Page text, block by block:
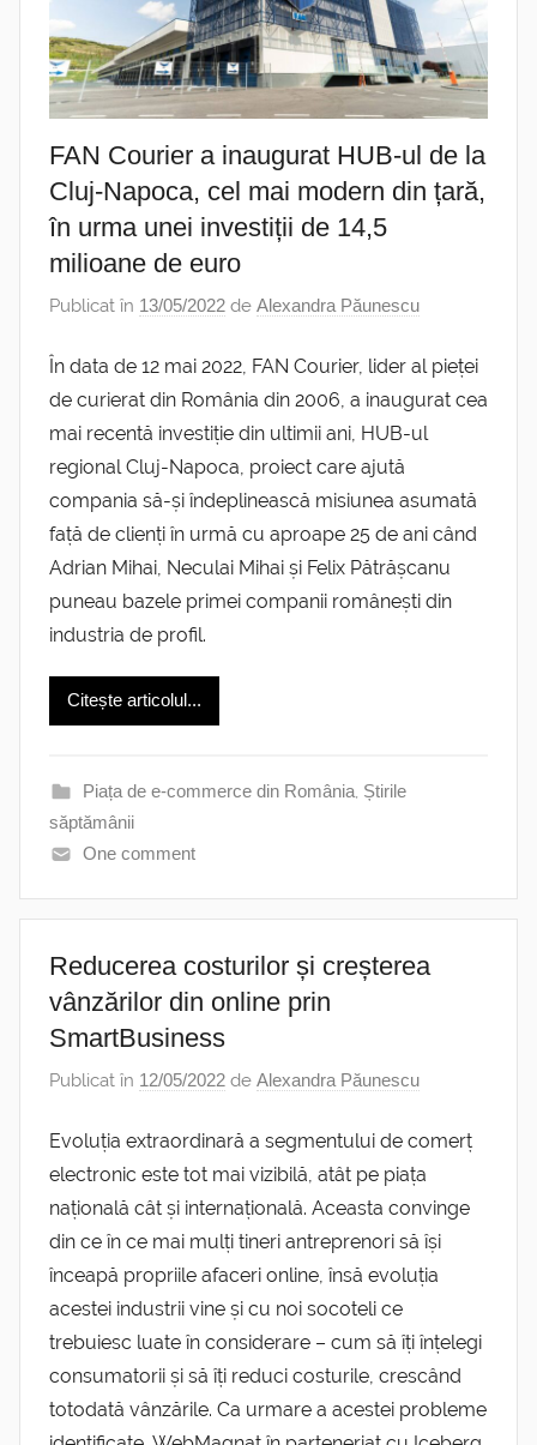
FAN Courier a inaugurat HUB-ul de la
Cluj-Napoca, cel mai modern din țară,
în urma unei investiții de 14,5
milioane de euro
Publicat în 13/05/2022 de Alexandra Păunescu
În data de 12 mai 2022, FAN Courier, lider al pieței
de curierat din România din 2006, a inaugurat cea
mai recentă investiție din ultimii ani, HUB-ul
regional Cluj-Napoca, proiect care ajută
compania să-și îndeplinească misiunea asumată
față de clienți în urmă cu aproape 25 de ani când
Adrian Mihai, Neculai Mihai și Felix Pătrășcanu
puneau bazele primei companii românești din
industria de profil.
Citește articolul...
Piața de e-commerce din România, Știrile
săptămânii
One comment
Reducerea costurilor și creșterea
vânzărilor din online prin
SmartBusiness
Publicat în 12/05/2022 de Alexandra Păunescu
Evoluția extraordinară a segmentului de comerț
electronic este tot mai vizibilă, atât pe piața
națională cât și internațională. Aceasta convinge
din ce în ce mai mulți tineri antreprenori să își
înceapă propriile afaceri online, însă evoluția
acestei industrii vine și cu noi socoteli ce
trebuiesc luate în considerare – cum să îți înțelegi
consumatorii și să îți reduci costurile, crescând
totodată vânzările. Ca urmare a acestei probleme